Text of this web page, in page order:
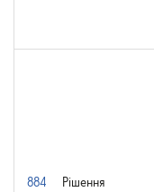
884 Рішення